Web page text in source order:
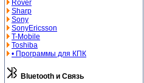
Rover
Sharp
Sony
SonyEricsson
T-Mobile
Toshiba
• Программы для КПК
Bluetooth и Связь